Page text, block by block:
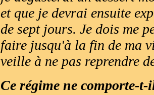
et que je devrai ensuite
de sept jours. Je dois me
faire jusqu'à la fin de ma
veille à ne pas reprendre
Ce régime ne comporte-